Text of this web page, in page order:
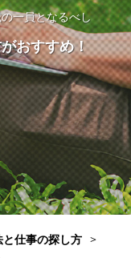
一員となるべし
おすすめ！
仕事の探し方 >